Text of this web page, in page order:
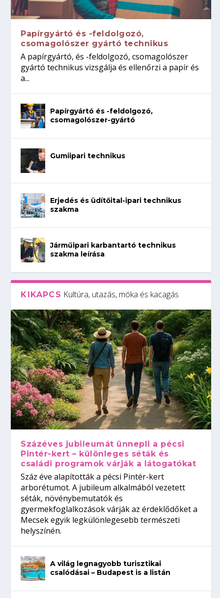
Papírgyártó és -feldolgozó,
csomagolószer gyártó technikus
A papírgyártó, és -feldolgozó, csomagolószer
gyártó technikus vizsgálja és ellenőrzi a papír és
a...
Papírgyártó és -feldolgozó,
csomagolószer-gyártó
Gumiipari technikus
Erjedés és üdítőital-ipari technikus
szakma
Járműipari karbantartó technikus
szakma leírása
KIKAPCS Kultúra, utazás, móka és kacagás
Százéves jubileumát ünnepli a pécsi
Pintér-kert – különleges séták és
családi programok várják a látogatókat
Száz éve alapították a pécsi Pintér-kert
arborétumot. A jubileum alkalmából vezetett
séták, növénybemutatók és
gyermekfoglalkozások várják az érdeklődőket a
Mecsek egyik legkülönlegesebb természeti
helyszínén.
A világ legnagyobb turisztikai
csalódásai – Budapest is a listán